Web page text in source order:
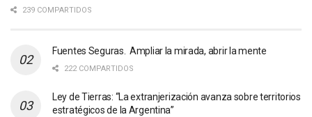
239 COMPARTIDOS
Fuentes Seguras. Ampliar la mirada, abrir la mente
222 COMPARTIDOS
Ley de Tierras: “La extranjerización avanza sobre territorios
estratégicos de la Argentina”